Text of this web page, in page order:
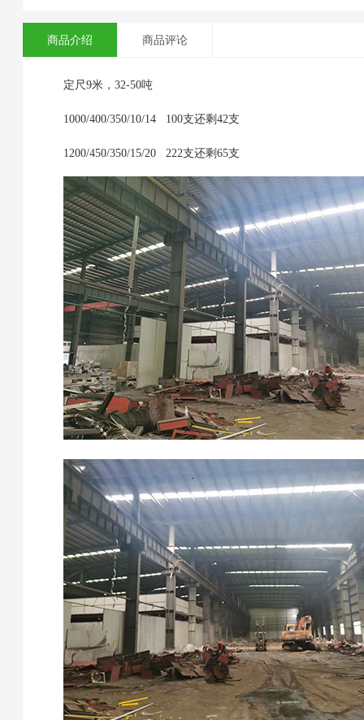
商品介绍 商品评论
定尺9米，32-50吨
1000/400/350/10/14 100支还剩42支
1200/450/350/15/20 222支还剩65支